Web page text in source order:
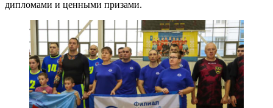
дипломами и ценными призами.